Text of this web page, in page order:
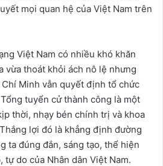
mọi quan hệ của Việt Nam trên
Việt Nam có nhiều khó khăn
vừa thoát khỏi ách nô lệ nhưng
Minh vẫn quyết định tổ chức
tuyển cử thành công là một
thời, nhạy bén chính trị và khoa
lợi đó là khẳng định đường
ta đúng đắn, sáng tạo, thể hiện
tự do của Nhân dân Việt Nam.